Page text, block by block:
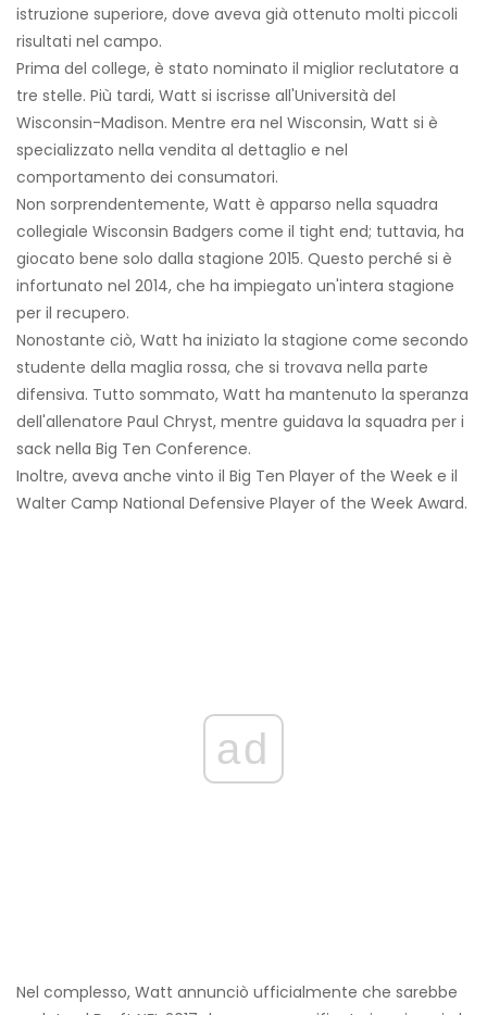
istruzione superiore, dove aveva già ottenuto molti piccoli
risultati nel campo.
Prima del college, è stato nominato il miglior reclutatore a
tre stelle. Più tardi, Watt si iscrisse all'Università del
Wisconsin-Madison. Mentre era nel Wisconsin, Watt si è
specializzato nella vendita al dettaglio e nel
comportamento dei consumatori.
Non sorprendentemente, Watt è apparso nella squadra
collegiale Wisconsin Badgers come il tight end; tuttavia, ha
giocato bene solo dalla stagione 2015. Questo perché si è
infortunato nel 2014, che ha impiegato un'intera stagione
per il recupero.
Nonostante ciò, Watt ha iniziato la stagione come secondo
studente della maglia rossa, che si trovava nella parte
difensiva. Tutto sommato, Watt ha mantenuto la speranza
dell'allenatore Paul Chryst, mentre guidava la squadra per i
sack nella Big Ten Conference.
Inoltre, aveva anche vinto il Big Ten Player of the Week e il
Walter Camp National Defensive Player of the Week Award.
ad
Nel complesso, Watt annunciò ufficialmente che sarebbe